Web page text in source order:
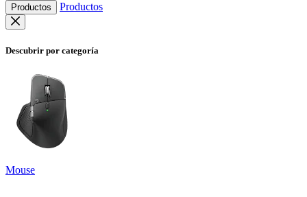
Productos Productos
Descubrir por categoría
Mouse